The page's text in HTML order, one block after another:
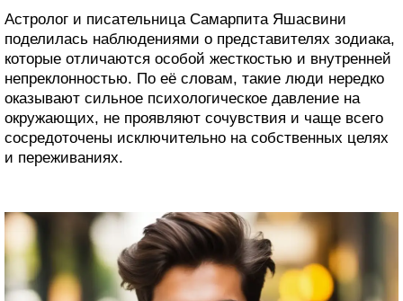
Астролог и писательница Самарпита Яшасвини
поделилась наблюдениями о представителях зодиака,
которые отличаются особой жесткостью и внутренней
непреклонностью. По её словам, такие люди нередко
оказывают сильное психологическое давление на
окружающих, не проявляют сочувствия и чаще всего
сосредоточены исключительно на собственных целях
и переживаниях.